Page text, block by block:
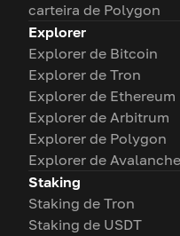
carteira de Polygon
Explorer
Explorer de Bitcoin
Explorer de Tron
Explorer de Ethereum
Explorer de Arbitrum
Explorer de Polygon
Explorer de Avalanche
Staking
Staking de Tron
Staking de USDT